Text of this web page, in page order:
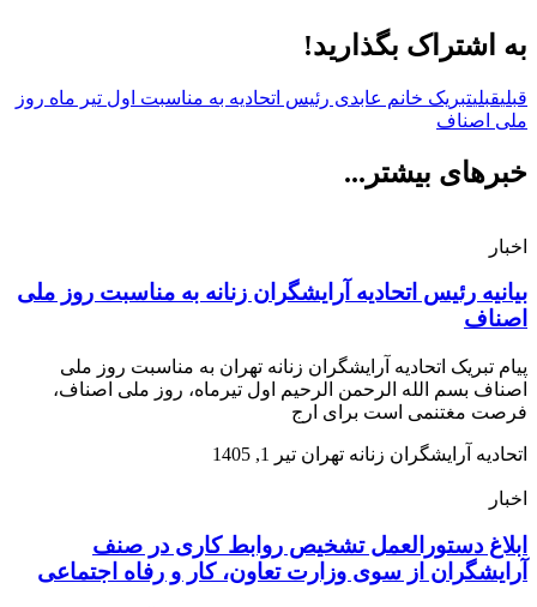
به اشتراک بگذارید!
قبلیقبلیتبریک خانم عابدی رئیس اتحادیه به مناسبت اول تیر ماه روز
ملی اصناف
خبرهای بیشتر...
اخبار
بیانیه رئیس اتحادیه آرایشگران زنانه به مناسبت روز ملی
اصناف
پیام تبریک اتحادیه آرایشگران زنانه تهران به مناسبت روز ملی
اصناف بسم الله الرحمن الرحیم اول تیرماه، روز ملی اصناف،
فرصت مغتنمی است برای ارج
اتحادیه آرایشگران زنانه تهران تیر 1, 1405
اخبار
ابلاغ دستورالعمل تشخیص روابط کاری در صنف
آرایشگران از سوی وزارت تعاون، کار و رفاه اجتماعی